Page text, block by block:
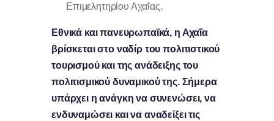
Επιμελητηρίου Αχαΐας.
Εθνικά και πανευρωπαϊκά, η Αχαΐα
βρίσκεται στο ναδίρ του πολιτιστικού
τουρισμού και της ανάδειξης του
πολιτισμικού δυναμικού της. Σήμερα
υπάρχει η ανάγκη να συνενώσει, να
ενδυναμώσει και να αναδείξει τις